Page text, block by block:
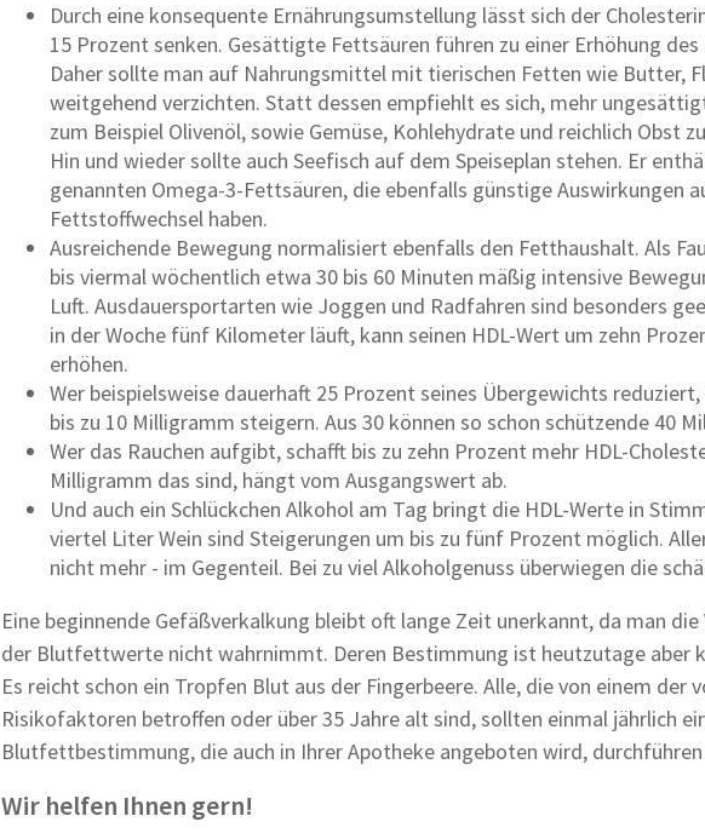
Durch eine konsequente Ernährungsumstellung lässt sich der
15 Prozent senken. Gesättigte Fettsäuren führen zu einer Erhöhung des
Daher sollte man auf Nahrungsmittel mit tierischen Fetten wie Butter,
weitgehend verzichten. Statt dessen empfiehlt es sich, mehr
zum Beispiel Olivenöl, sowie Gemüse, Kohlehydrate und reichlich Obst
Hin und wieder sollte auch Seefisch auf dem Speiseplan stehen. Er
genannten Omega-3-Fettsäuren, die ebenfalls günstige Auswirkungen
Fettstoffwechsel haben.
Ausreichende Bewegung normalisiert ebenfalls den Fetthaushalt. Als
bis viermal wöchentlich etwa 30 bis 60 Minuten mäßig intensive
Luft. Ausdauersportarten wie Joggen und Radfahren sind besonders
in der Woche fünf Kilometer läuft, kann seinen HDL-Wert um zehn
erhöhen.
Wer beispielsweise dauerhaft 25 Prozent seines Übergewichts reduziert,
bis zu 10 Milligramm steigern. Aus 30 können so schon schützende 40
Wer das Rauchen aufgibt, schafft bis zu zehn Prozent mehr HDL-
Milligramm das sind, hängt vom Ausgangswert ab.
Und auch ein Schlückchen Alkohol am Tag bringt die HDL-Werte in
viertel Liter Wein sind Steigerungen um bis zu fünf Prozent möglich.
nicht mehr - im Gegenteil. Bei zu viel Alkoholgenuss überwiegen die
Eine beginnende Gefäßverkalkung bleibt oft lange Zeit unerkannt, da man die
der Blutfettwerte nicht wahrnimmt. Deren Bestimmung ist heutzutage aber
Es reicht schon ein Tropfen Blut aus der Fingerbeere. Alle, die von einem der
Risikofaktoren betroffen oder über 35 Jahre alt sind, sollten einmal jährlich
Blutfettbestimmung, die auch in Ihrer Apotheke angeboten wird, durchführen
Wir helfen Ihnen gern!